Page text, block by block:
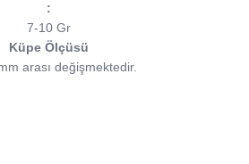
:
7-10 Gr
Küpe Ölçüsü
arası değişmektedir.